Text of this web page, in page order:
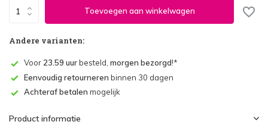
Toevoegen aan winkelwagen
Andere varianten:
Voor 23.59 uurbesteld, morgen bezorgd!*
Eenvoudig retourneren binnen 30 dagen
Achteraf betalen mogelijk
Product informatie